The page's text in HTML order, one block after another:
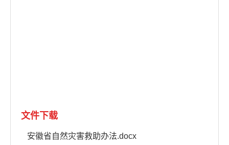
文件下载
安徽省自然灾害救助办法.docx